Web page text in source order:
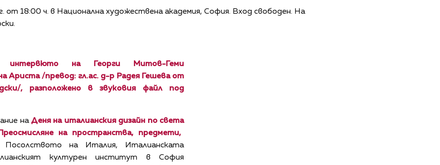
от 18:00 ч. в Национална художествена академия, София. Вход свободен. На
на Георги Митов-Геми
Ариста /превод: гл.ас. д-р Радея Гешева от
, разположено в звуковия файл под
на Деня на италианския дизайн по света
Преосмислянена пространства, предмети,
на Италия, Италианската
културен институт в София